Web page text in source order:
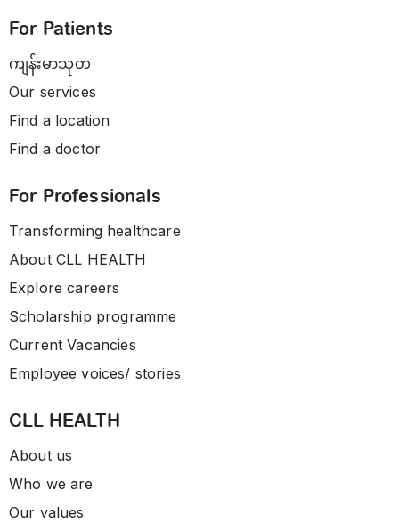
For Patients
ကျန်းမာသုတ
Our services
Find a location
Find a doctor
For Professionals
Transforming healthcare
About CLL HEALTH
Explore careers
Scholarship programme
Current Vacancies
Employee voices/ stories
CLL HEALTH
About us
Who we are
Our values